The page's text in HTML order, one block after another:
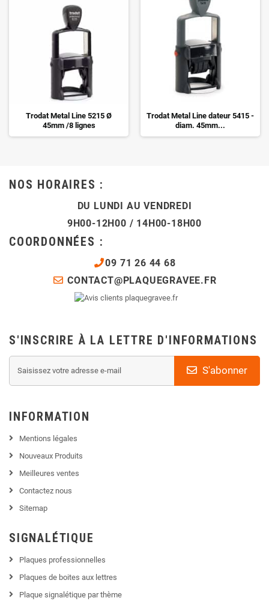
Trodat Metal Line 5215 Ø
45mm /8 lignes
Trodat Metal Line dateur 5415 -
diam. 45mm...
NOS HORAIRES :
DU LUNDI AU VENDREDI
9H00-12H00 / 14H00-18H00
COORDONNÉES :
09 71 26 44 68
CONTACT@PLAQUEGRAVEE.FR
S'INSCRIRE À LA LETTRE D'INFORMATIONS
S'abonner
INFORMATION
Mentions légales
Nouveaux Produits
Meilleures ventes
Contactez nous
Sitemap
SIGNALÉTIQUE
Plaques professionnelles
Plaques de boites aux lettres
Plaque signalétique par thème